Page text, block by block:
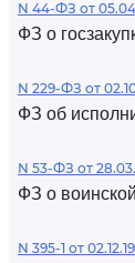
N 44-ФЗ от
ФЗ о
N 229-ФЗ от
ФЗ об
N 53-ФЗ от
ФЗ о
N 395-1 от